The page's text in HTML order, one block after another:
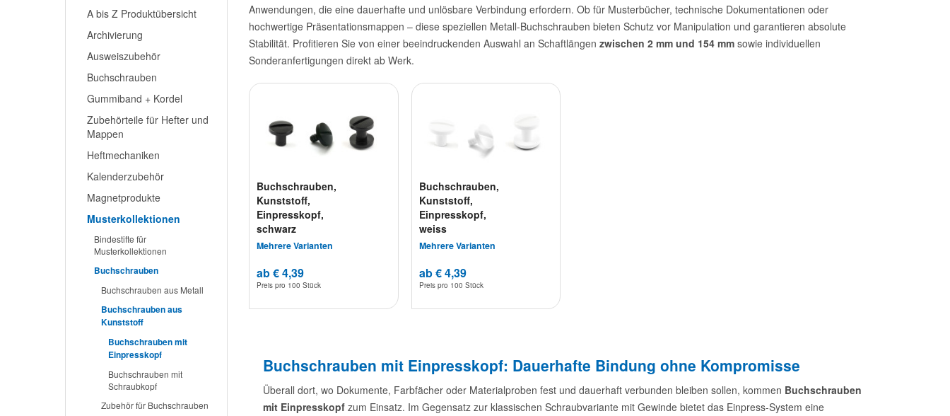
A bis Z Produktübersicht
Archivierung
Ausweiszubehör
Buchschrauben
Gummiband + Kordel
Zubehörteile für Hefter und
Mappen
Heftmechaniken
Kalenderzubehör
Magnetprodukte
Musterkollektionen
Bindestifte für
Musterkollektionen
Buchschrauben
Buchschrauben aus Metall
Buchschrauben aus
Kunststoff
Buchschrauben mit
Einpresskopf
Buchschrauben mit
Schraubkopf
Zubehör für Buchschrauben
Anwendungen, die eine dauerhafte und unlösbare Verbindung erfordern. Ob für Musterbücher, technische Dokumentationen oder
hochwertige Präsentationsmappen – diese speziellen Metall-Buchschrauben bieten Schutz vor Manipulation und garantieren absolute
Stabilität. Profitieren Sie von einer beeindruckenden Auswahl an Schaftlängen zwischen 2 mm und 154 mm sowie individuellen
Sonderanfertigungen direkt ab Werk.
Buchschrauben,
Kunststoff,
Einpresskopf,
schwarz
Mehrere Varianten
ab € 4,39
Preis pro 100 Stück
Buchschrauben,
Kunststoff,
Einpresskopf,
weiss
Mehrere Varianten
ab € 4,39
Preis pro 100 Stück
Buchschrauben mit Einpresskopf: Dauerhafte Bindung ohne Kompromisse
Überall dort, wo Dokumente, Farbfächer oder Materialproben fest und dauerhaft verbunden bleiben sollen, kommen Buchschrauben
mit Einpresskopf zum Einsatz. Im Gegensatz zur klassischen Schraubvariante mit Gewinde bietet das Einpress-System eine